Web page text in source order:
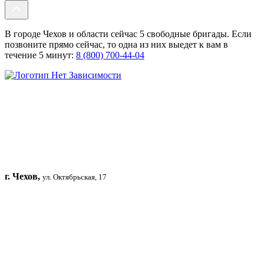
В городе Чехов и области сейчас 5 свободные бригады. Если
позвоните прямо сейчас, то одна из них выедет к вам в
течение 5 минут: 8 (800) 700-44-04
г. Чехов, ул. Октябрьская, 17